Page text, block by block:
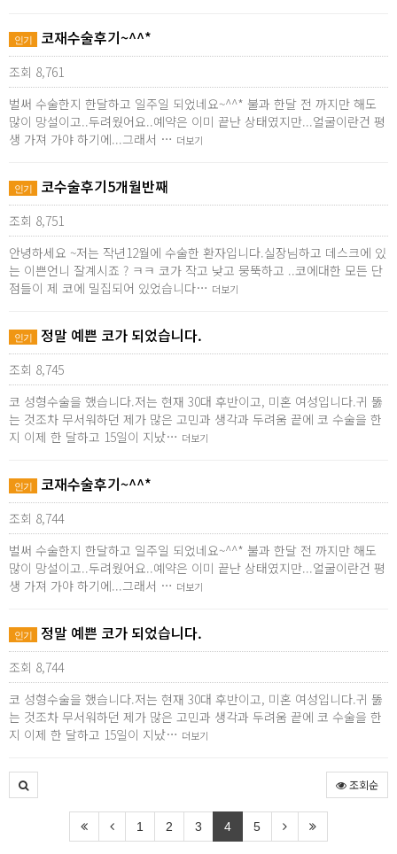
인기 코재수술후기~^^*
조회 8,761
벌써 수술한지 한달하고 일주일 되었네요~^^* 불과 한달 전 까지만 해도
많이 망설이고..두려웠어요..예약은 이미 끝난 상태였지만...얼굴이란건 평
생 가져 가야 하기에...그래서 … 더보기
인기 코수술후기5개월반째
조회 8,751
안녕하세요 ~저는 작년12월에 수술한 환자입니다.실장님하고 데스크에 있
는 이쁜언니 잘계시죠 ? ㅋㅋ 코가 작고 낮고 뭉뚝하고 ..코에대한 모든 단
점들이 제 코에 밀집되어 있었습니다… 더보기
인기 정말 예쁜 코가 되었습니다.
조회 8,745
코 성형수술을 했습니다.저는 현재 30대 후반이고, 미혼 여성입니다.귀 뚫
는 것조차 무서워하던 제가 많은 고민과 생각과 두려움 끝에 코 수술을 한
지 이제 한 달하고 15일이 지났… 더보기
인기 코재수술후기~^^*
조회 8,744
벌써 수술한지 한달하고 일주일 되었네요~^^* 불과 한달 전 까지만 해도
많이 망설이고..두려웠어요..예약은 이미 끝난 상태였지만...얼굴이란건 평
생 가져 가야 하기에...그래서 … 더보기
인기 정말 예쁜 코가 되었습니다.
조회 8,744
코 성형수술을 했습니다.저는 현재 30대 후반이고, 미혼 여성입니다.귀 뚫
는 것조차 무서워하던 제가 많은 고민과 생각과 두려움 끝에 코 수술을 한
지 이제 한 달하고 15일이 지났… 더보기
조회순
1 2 3 4 5